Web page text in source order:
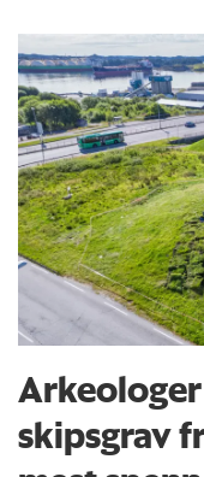
skipsgrav